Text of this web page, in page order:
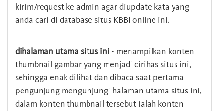
kirim/request ke admin agar diupdate kata yang
anda cari di database situs KBBI online ini.
dihalaman utama situs ini - menampilkan konten
thumbnail gambar yang menjadi cirihas situs ini,
sehingga enak dilihat dan dibaca saat pertama
pengunjung mengunjungi halaman utama situs ini,
dalam konten thumbnail tersebut ialah konten